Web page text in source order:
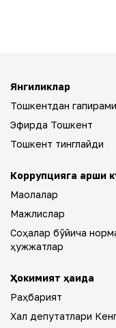
Янгиликлар
Тошкентдан
Эфирда Тошкент
Тошкент тинглайди
Коррупцияга қарши
Мақолалар
Мажлислар
Соҳалар бўйича
ҳужжатлар
Ҳокимият ҳақида
Раҳбарият
Халқ депутатлари